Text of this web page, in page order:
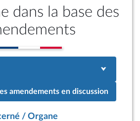
dans la base des
amendements en discussion
/ Organe